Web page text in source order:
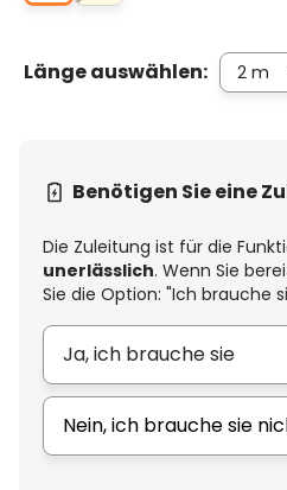
Länge auswählen:
Benötigen Sie eine
Die Zuleitung ist für die
unerlässlich. Wenn Sie
Sie die Option: "Ich brauche
Ja, ich brauche sie
Nein, ich brauche sie